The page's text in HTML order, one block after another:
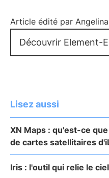
Article édité par
Découvrir Element-E
Lisez aussi
XN Maps : qu'est-ce
de cartes satellitaires
Iris : l'outil qui relie le